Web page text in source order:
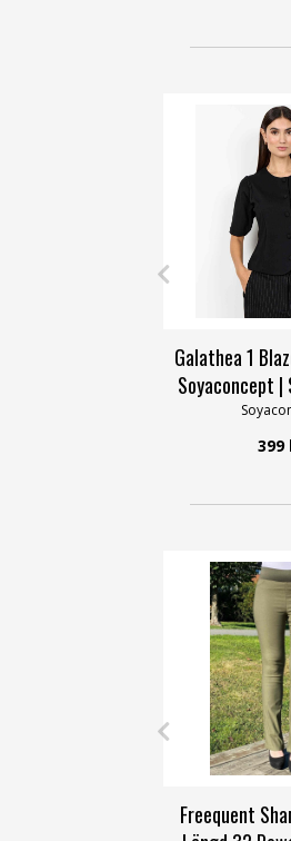
Galathea 1
Soyaconcept
399
Freequent